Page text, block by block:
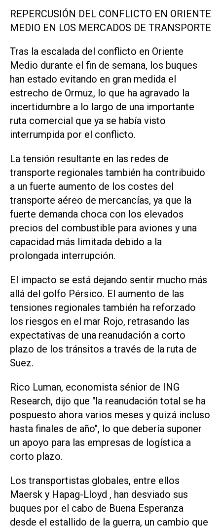
REPERCUSIÓN DEL CONFLICTO EN ORIENTE
​MEDIO EN LOS ‌MERCADOS DE TRANSPORTE
Tras la escalada del conflicto en Oriente
Medio durante el fin de semana, los buques
han estado evitando en gran medida el
estrecho de Ormuz, lo que ha agravado la
incertidumbre a lo largo de una importante
ruta comercial que ya se había visto
interrumpida por el conflicto.
La tensión resultante en las redes de
transporte regionales también ha contribuido
⁠a un fuerte aumento de los costes del
transporte aéreo de mercancías, ya que la
fuerte demanda choca con los elevados
precios del combustible para aviones y una
capacidad más limitada debido a la
prolongada interrupción.
El impacto se está dejando sentir mucho más
allá del golfo Pérsico. El aumento de las
tensiones regionales también ha reforzado
los riesgos en el mar Rojo, retrasando las
expectativas de una reanudación a corto
plazo de los tránsitos a través de la ruta de
Suez.
Rico Luman, economista sénior de ING
Research, dijo que "la reanudación total se ha
pospuesto ‌ahora varios meses y quizá incluso
hasta finales de año", lo que debería suponer
un apoyo para las empresas de logística a
corto plazo.
Los transportistas globales, entre ellos
Maersk y Hapag-Lloyd , han desviado sus
buques por el cabo de Buena Esperanza
desde el estallido de la guerra, un cambio que